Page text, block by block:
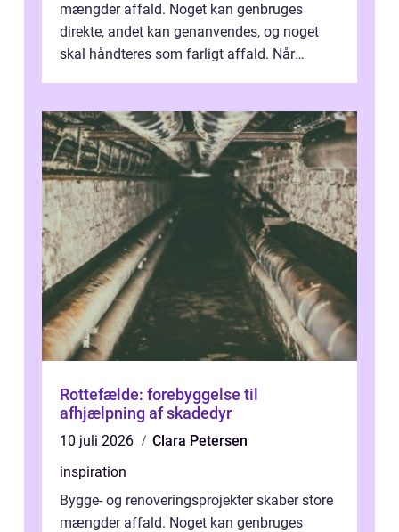
mængder affald. Noget kan genbruges
direkte, andet kan genanvendes, og noget
skal håndteres som farligt affald. Når
Rottefælde: forebyggelse til
afhjælpning af skadedyr
10 juli 2026
Clara Petersen
inspiration
Bygge- og renoveringsprojekter skaber store
mængder affald. Noget kan genbruges